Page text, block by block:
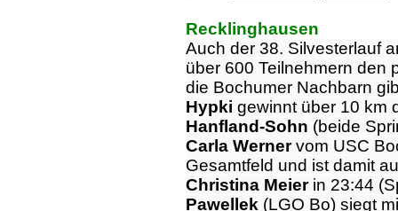
Recklinghausen
Auch der 38. Silvesterlauf
über 600 Teilnehmern den
die Bochumer Nachbarn
Hypki gewinnt über 10 km
Hanfland-Sohn (beide
Carla Wernervom USC
Gesamtfeld und ist damit
Christina Meierin 23:44
Pawellek (LGO Bo) siegt